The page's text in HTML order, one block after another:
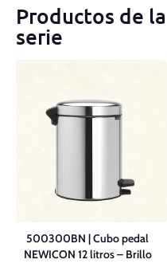
Productos de
serie
500300BN | Cubo pedal
NEWICON 12 litros – Brillo